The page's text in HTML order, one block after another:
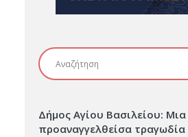
Δήμος Αγίου Βασιλείου: Μια
προαναγγελθείσα τραγωδία